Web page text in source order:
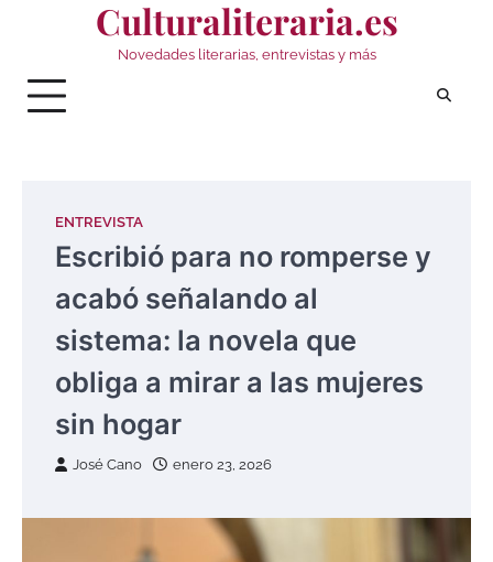
Culturaliteraria.es
Novedades literarias, entrevistas y más
ENTREVISTA
Escribió para no romperse y
acabó señalando al
sistema: la novela que
obliga a mirar a las mujeres
sin hogar
José Cano enero 23, 2026